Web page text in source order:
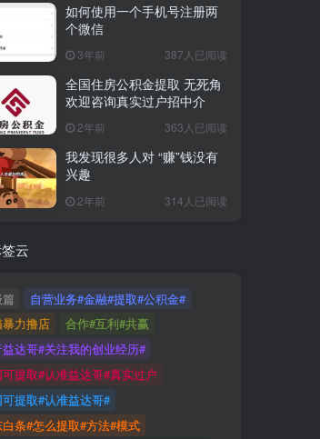
如何使用一个手机号注册两
个微信
3年前 387人已阅读
全国住房公积金提取 无死角
欢迎咨询真实过户招中介
2年前 363人已阅读
我发现很多人对 “赚”钱没有
兴趣
2年前 314人已阅读
云
自营业务#金融#提取#公积金#
暴力撸店
合作#互利#共赢
益达哥#关注我的创业经历#
提取#认准益达哥#真实过户
提取#认准益达哥#
条#怎么提取#方法#模式